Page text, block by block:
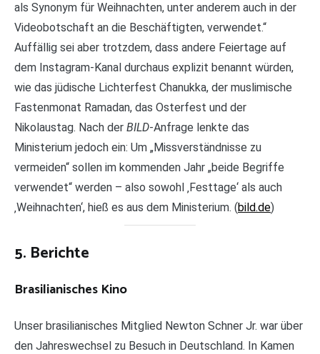
als Synonym für Weihnachten, unter anderem auch in der
Videobotschaft an die Beschäftigten, verwendet.“
Auffällig sei aber trotzdem, dass andere Feiertage auf
dem Instagram-Kanal durchaus explizit benannt würden,
wie das jüdische Lichterfest Chanukka, der muslimische
Fastenmonat Ramadan, das Osterfest und der
Nikolaustag. Nach der BILD-Anfrage lenkte das
Ministerium jedoch ein: Um „Missverständnisse zu
vermeiden“ sollen im kommenden Jahr „beide Begriffe
verwendet“ werden – also sowohl ‚Festtage‘ als auch
‚Weihnachten‘, hieß es aus dem Ministerium. (bild.de)
5. Berichte
Brasilianisches Kino
Unser brasilianisches Mitglied Newton Schner Jr. war über
den Jahreswechsel zu Besuch in Deutschland. In Kamen